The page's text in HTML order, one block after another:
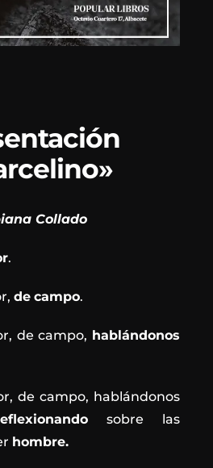
Collado
.
de campo.
de campo, hablándonos
de campo, hablándonos
sobre las
hombre.